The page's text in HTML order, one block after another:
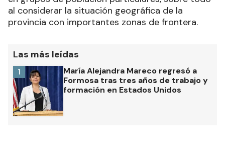
al considerar la situación geográfica de la
provincia con importantes zonas de frontera.
Las más leídas
María Alejandra Mareco regresó a
Formosa tras tres años de trabajo y
formación en Estados Unidos
1